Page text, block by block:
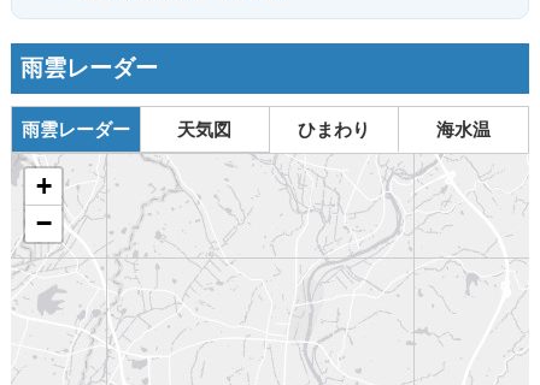
雨雲レーダー
雨雲レーダー 天気図 ひまわり 海水温
+
−